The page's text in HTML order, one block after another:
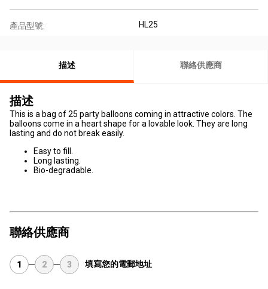
產品型號: HL25
描述 聯絡供應商
描述
This is a bag of 25 party balloons coming in attractive colors. The
balloons come in a heart shape for a lovable look. They are long
lasting and do not break easily.
Easy to fill.
Long lasting.
Bio-degradable.
聯絡供應商
1 2 3 填寫您的電郵地址